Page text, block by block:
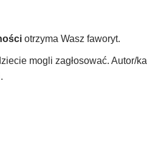
otrzyma Wasz faworyt.
mogli zagłosować. Autor/ka